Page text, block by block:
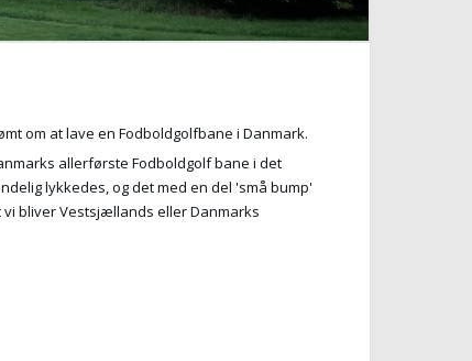
om at lave en Fodboldgolfbane i Danmark.
allerførste Fodboldgolf bane i det
lykkedes, og det med en del 'små bump'
bliver Vestsjællands eller Danmarks